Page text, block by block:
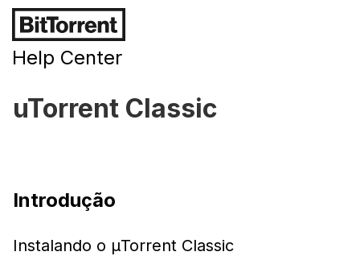
Help Center
uTorrent Classic
Introdução
Instalando o µTorrent Classic